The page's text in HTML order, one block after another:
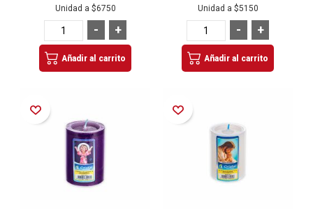
Unidad a $6750
+
-
Añadir al carrito
Unidad a $5150
+
-
Añadir al carrito
Añadir a la Lista de Deseos Añadir a la Lista de Deseos